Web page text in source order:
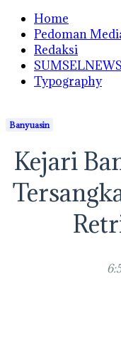
Home
Pedoman
Redaksi
SUMSELNEWS
Typography
Banyuasin
Kejari